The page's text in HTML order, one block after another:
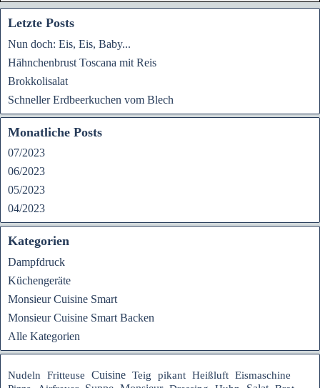
Letzte Posts
Nun doch: Eis, Eis, Baby...
Hähnchenbrust Toscana mit Reis
Brokkolisalat
Schneller Erdbeerkuchen vom Blech
Monatliche Posts
07/2023
06/2023
05/2023
04/2023
Kategorien
Dampfdruck
Küchengeräte
Monsieur Cuisine Smart
Monsieur Cuisine Smart Backen
Alle Kategorien
Nudeln Fritteuse Cuisine Teig pikant Heißluft Eismaschine